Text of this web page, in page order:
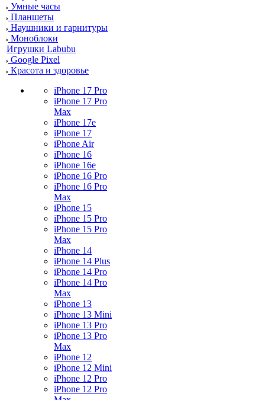
Умные часы
Планшеты
Наушники и гарнитуры
Моноблоки
Игрушки Labubu
Google Pixel
Красота и здоровье
iPhone 17 Pro
iPhone 17 Pro
Max
iPhone 17e
iPhone 17
iPhone Air
iPhone 16
iPhone 16e
iPhone 16 Pro
iPhone 16 Pro
Max
iPhone 15
iPhone 15 Pro
iPhone 15 Pro
Max
iPhone 14
iPhone 14 Plus
iPhone 14 Pro
iPhone 14 Pro
Max
iPhone 13
iPhone 13 Mini
iPhone 13 Pro
iPhone 13 Pro
Max
iPhone 12
iPhone 12 Mini
iPhone 12 Pro
iPhone 12 Pro